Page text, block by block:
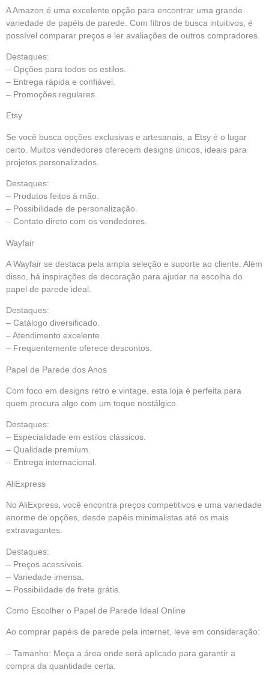
A Amazon é uma excelente opção para encontrar uma grande
variedade de papéis de parede. Com filtros de busca intuitivos, é
possível comparar preços e ler avaliações de outros compradores.
Destaques:
– Opções para todos os estilos.
– Entrega rápida e confiável.
– Promoções regulares.
Etsy
Se você busca opções exclusivas e artesanais, a Etsy é o lugar
certo. Muitos vendedores oferecem designs únicos, ideais para
projetos personalizados.
Destaques:
– Produtos feitos à mão.
– Possibilidade de personalização.
– Contato direto com os vendedores.
Wayfair
A Wayfair se destaca pela ampla seleção e suporte ao cliente. Além
disso, há inspirações de decoração para ajudar na escolha do
papel de parede ideal.
Destaques:
– Catálogo diversificado.
– Atendimento excelente.
– Frequentemente oferece descontos.
Papel de Parede dos Anos
Com foco em designs retro e vintage, esta loja é perfeita para
quem procura algo com um toque nostálgico.
Destaques:
– Especialidade em estilos clássicos.
– Qualidade premium.
– Entrega internacional.
AliExpress
No AliExpress, você encontra preços competitivos e uma variedade
enorme de opções, desde papéis minimalistas até os mais
extravagantes.
Destaques:
– Preços acessíveis.
– Variedade imensa.
– Possibilidade de frete grátis.
Como Escolher o Papel de Parede Ideal Online
Ao comprar papéis de parede pela internet, leve em consideração:
– Tamanho: Meça a área onde será aplicado para garantir a
compra da quantidade certa.